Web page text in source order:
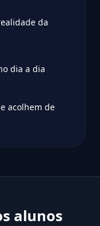
da
dia a dia
acolhem de
alunos